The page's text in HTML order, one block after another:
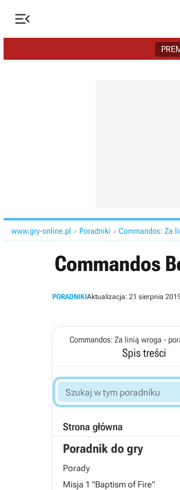

www.gry-online.pl  Poradniki  Commandos: Za
Commandos
PORADNIKIAktualizacja: 21 sierpnia
Commandos: Za linią wroga -
Spis treści
Strona główna
Poradnik do gry
Porady
Misja 1 "Baptism of Fire"